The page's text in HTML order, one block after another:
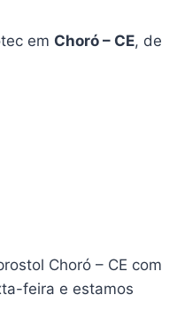
em Choró – CE, de
Choró – CE com
feira e estamos